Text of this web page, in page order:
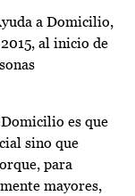
a Domicilio,
al inicio de
es que
sino que
para
mayores,